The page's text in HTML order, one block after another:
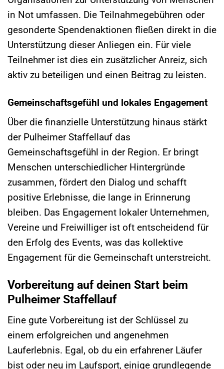
in Not umfassen. Die Teilnahmegebühren oder
gesonderte Spendenaktionen fließen direkt in die
Unterstützung dieser Anliegen ein. Für viele
Teilnehmer ist dies ein zusätzlicher Anreiz, sich
aktiv zu beteiligen und einen Beitrag zu leisten.
Gemeinschaftsgefühl und lokales Engagement
Über die finanzielle Unterstützung hinaus stärkt
der Pulheimer Staffellauf das
Gemeinschaftsgefühl in der Region. Er bringt
Menschen unterschiedlicher Hintergründe
zusammen, fördert den Dialog und schafft
positive Erlebnisse, die lange in Erinnerung
bleiben. Das Engagement lokaler Unternehmen,
Vereine und Freiwilliger ist oft entscheidend für
den Erfolg des Events, was das kollektive
Engagement für die Gemeinschaft unterstreicht.
Vorbereitung auf deinen Start beim
Pulheimer Staffellauf
Eine gute Vorbereitung ist der Schlüssel zu
einem erfolgreichen und angenehmen
Lauferlebnis. Egal, ob du ein erfahrener Läufer
bist oder neu im Laufsport, einige grundlegende